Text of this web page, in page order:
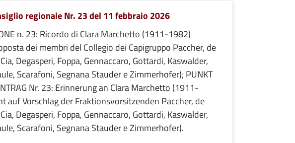
regionale Nr. 23 del 11 febbraio 2026
n. 23: Ricordo di Clara Marchetto (1911-1982)
dei membri del Collegio dei Capigruppo Paccher, de
Degasperi, Foppa, Gennaccaro, Gottardi, Kaswalder,
Scarafoni, Segnana Stauder e Zimmerhofer); PUNKT
Nr. 23: Erinnerung an Clara Marchetto (1911-
auf Vorschlag der Fraktionsvorsitzenden Paccher, de
Degasperi, Foppa, Gennaccaro, Gottardi, Kaswalder,
Scarafoni, Segnana Stauder e Zimmerhofer).